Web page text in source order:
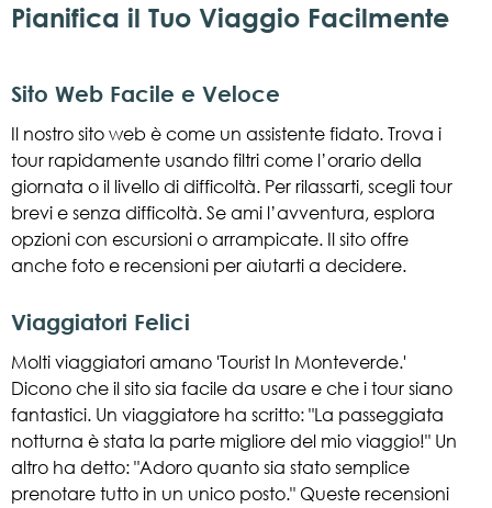
Pianifica il Tuo Viaggio Facilmente
Sito Web Facile e Veloce
Il nostro sito web è come un assistente fidato. Trova i
tour rapidamente usando filtri come l’orario della
giornata o il livello di difficoltà. Per rilassarti, scegli tour
brevi e senza difficoltà. Se ami l’avventura, esplora
opzioni con escursioni o arrampicate. Il sito offre
anche foto e recensioni per aiutarti a decidere.
Viaggiatori Felici
Molti viaggiatori amano 'Tourist In Monteverde.'
Dicono che il sito sia facile da usare e che i tour siano
fantastici. Un viaggiatore ha scritto: "La passeggiata
notturna è stata la parte migliore del mio viaggio!" Un
altro ha detto: "Adoro quanto sia stato semplice
prenotare tutto in un unico posto." Queste recensioni